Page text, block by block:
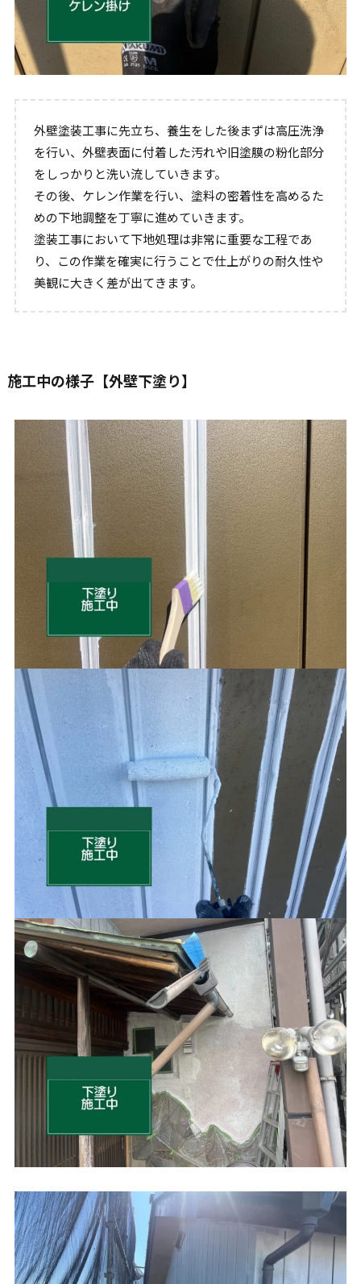
外壁塗装工事に先立ち、養生をした後まずは高圧洗浄
を行い、外壁表面に付着した汚れや旧塗膜の粉化部分
をしっかりと洗い流していきます。
その後、ケレン作業を行い、塗料の密着性を高めるた
めの下地調整を丁寧に進めていきます。
塗装工事において下地処理は非常に重要な工程であ
り、この作業を確実に行うことで仕上がりの耐久性や
美観に大きく差が出てきます。
施工中の様子【外壁下塗り】